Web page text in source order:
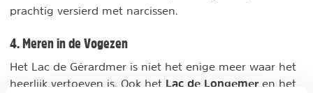
prachtig versierd met narcissen.
4. Meren in de Vogezen
Het Lac de Gérardmer is niet het enige meer waar het
heerlijk vertoeven is. Ook het Lac de Longemer en het